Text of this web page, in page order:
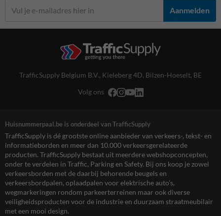
Aanmelden
TrafficSupply Belgium B.V., Kieleberg 4D, Bilzen-Hoeselt, BE
Volg ons
Huisnummerpaal.be is onderdeel van TrafficSupply
TrafficSupply is dé grootste online aanbieder van verkeers-, tekst- en
informatieborden en meer dan 10.000 verkeersgerelateerde
producten. TrafficSupply bestaat uit meerdere webshopconcepten,
onder te verdelen in Traffic, Parking en Safety. Bij ons koop je zowel
verkeersborden met de daarbij behorende beugels en
verkeersbordpalen, oplaadpalen voor elektrische auto’s,
wegmarkeringen rondom parkeerterreinen maar ook diverse
veiligheidsproducten voor de industrie en duurzaam straatmeubilair
met een mooi design.